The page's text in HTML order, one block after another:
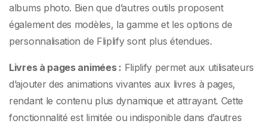
albums photo. Bien que d’autres outils proposent
également des modèles, la gamme et les options de
personnalisation de Fliplify sont plus étendues.
Livres à pages animées : Fliplify permet aux utilisateurs
d’ajouter des animations vivantes aux livres à pages,
rendant le contenu plus dynamique et attrayant. Cette
fonctionnalité est limitée ou indisponible dans d’autres